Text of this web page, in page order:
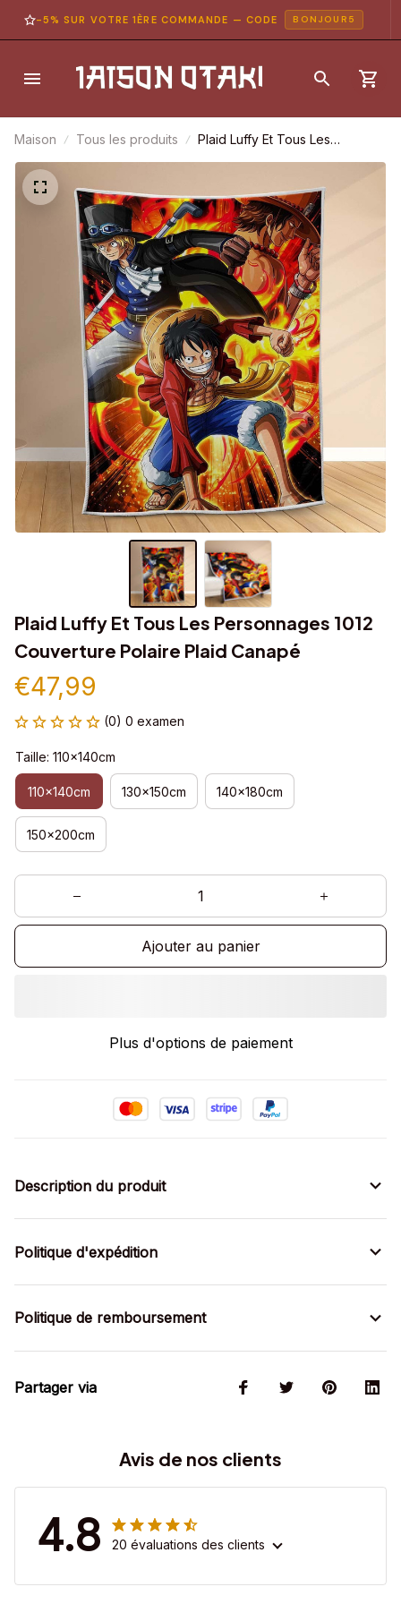
-5% SUR VOTRE 1ÈRE COMMANDE — CODE BONJOUR5
Maison Tous les produits
Plaid Luffy Et Tous Les
Personnages 1012 Couverture
Plaid Luffy Et Tous Les Personnages 1012
Couverture Polaire Plaid Canapé
€47,99
(0) 0 examen
Taille: 110x140cm
110x140cm 130x150cm 140x180cm
150x200cm
Ajouter au panier
Plus d'options de paiement
Description du produit
Politique d'expédition
Politique de remboursement
Partager via
Avis de nos clients
4.8 20 évaluations des clients